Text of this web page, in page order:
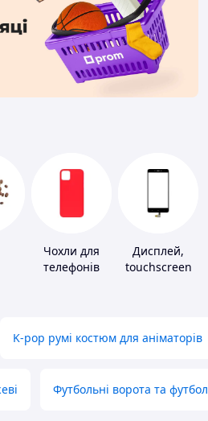
Чохли для
телефонів
Дисплей,
touchscreen
K-pop румі костюм для аніматорів
Футбольні ворота та